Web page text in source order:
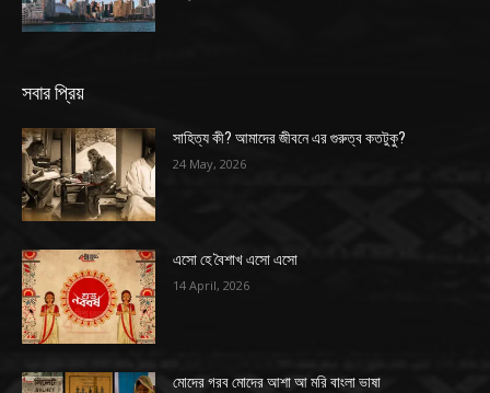
সবার প্রিয়
সাহিত্য কী? আমাদের জীবনে এর গুরুত্ব কতটুকু?
24 May, 2026
এসো হে বৈশাখ এসো এসো
14 April, 2026
মোদের গরব মোদের আশা আ মরি বাংলা ভাষা